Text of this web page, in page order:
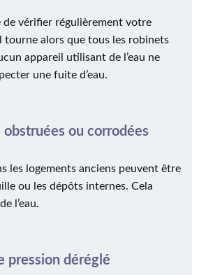
de vérifier régulièrement votre
tourne alors que tous les robinets
appareil utilisant de l’eau ne
une fuite d’eau.
obstruées ou corrodées
les logements anciens peuvent être
ou les dépôts internes. Cela
l’eau.
pression déréglé